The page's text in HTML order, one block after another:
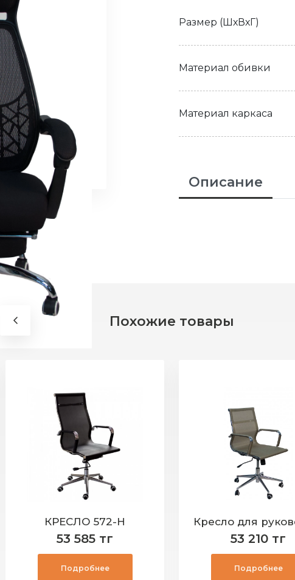
Размер (ШхВхГ)
Материал обивки
Материал каркаса
Описание
Похожие товары
КРЕСЛО 572-Н
53 585 тг
Подробнее
53 210 тг
Подробнее